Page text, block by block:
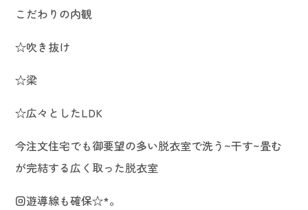
こだわりの内観
☆吹き抜け
☆梁
☆広々としたLDK
今注文住宅でも御要望の多い脱衣室で洗う~干す~畳む
が完結する広く取った脱衣室
回遊導線も確保☆*。